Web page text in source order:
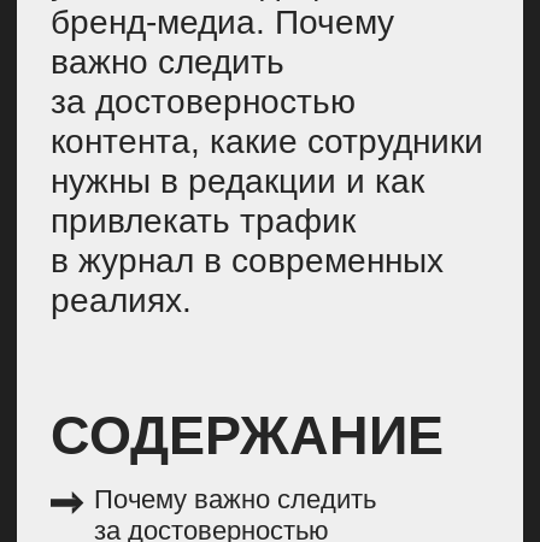
Кто нужен медицинской
редакции
Как медицинским изданиям
получать трафик
Советы главным редакторам
медицинских изданий
ПОЧЕМУ ВАЖНО
СЛЕДИТЬ
МЕДИЦИНСКОГО
КОНТЕНТА
Я вижу три основные причины: